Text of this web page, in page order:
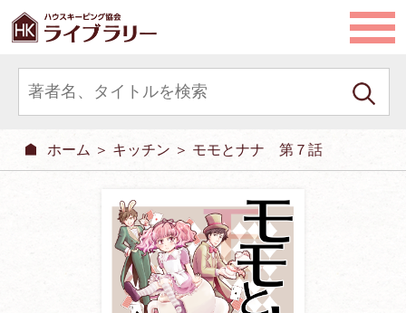
ホーム ＞ キッチン ＞ モモとナナ 第７話